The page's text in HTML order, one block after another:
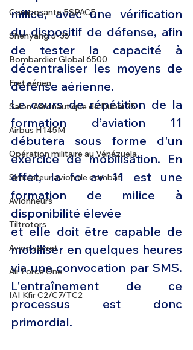
Composante ESPACE
Shenyang J-35
Bombardier Global 6500
Fret aérien
Salon Aéronautique de Dubaï 25
Airbus H145M
Opération militaire au Vénézuela
Simulateur avion de combat
Avionneurs
Tiltrotors
Avion secret
Air Force One
IAI Kfir C2/C7/TC2
milice, avec une vérification
du dispositif de défense, afin
de tester la capacité à
décentraliser les moyens de
défense aérienne.
Le cours de répétition de la
formation d’aviation 11
débutera sous forme d'un
exercice de mobilisation. En
effet, la fo av 11 est une
formation de milice à
disponibilité élevée
et elle doit être capable de
mobiliser en quelques heures
via une convocation par SMS.
L'entraînement de ce
processus est donc
primordial.